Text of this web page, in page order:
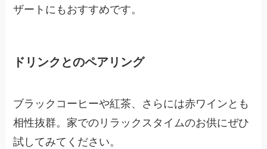
ザートにもおすすめです。
ドリンクとのペアリング
ブラックコーヒーや紅茶、さらには赤ワインとも
相性抜群。家でのリラックスタイムのお供にぜひ
試してみてください。